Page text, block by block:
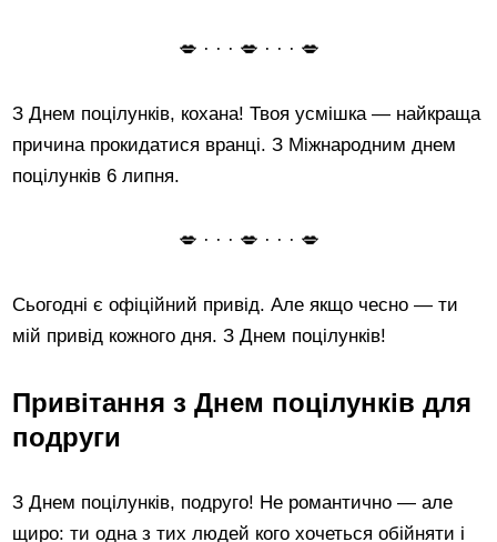
💋 · · · 💋 · · · 💋
З Днем поцілунків, кохана! Твоя усмішка — найкраща
причина прокидатися вранці. З Міжнародним днем
поцілунків 6 липня.
💋 · · · 💋 · · · 💋
Сьогодні є офіційний привід. Але якщо чесно — ти
мій привід кожного дня. З Днем поцілунків!
Привітання з Днем поцілунків для
подруги
З Днем поцілунків, подруго! Не романтично — але
щиро: ти одна з тих людей кого хочеться обійняти і